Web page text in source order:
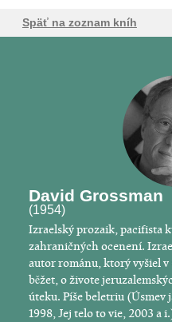
Späť na zoznam kníh
David Grossman
(1954)
Izraelský prozaik, pacifista
zahraničných ocenení.
autor románu, ktorý vyšiel
běžet, o živote
úteku. Píše beletriu (Úsmev
1998, Jej telo to vie, 2003 a